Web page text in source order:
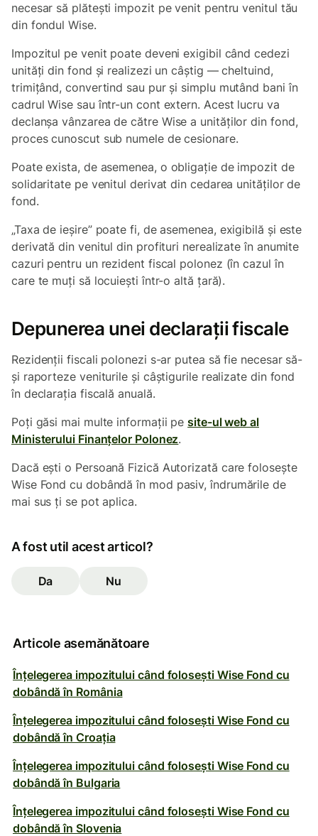
necesar să plătești impozit pe venit pentru venitul tău
din fondul Wise.
Impozitul pe venit poate deveni exigibil când cedezi
unități din fond și realizezi un câștig — cheltuind,
trimițând, convertind sau pur și simplu mutând bani în
cadrul Wise sau într-un cont extern. Acest lucru va
declanșa vânzarea de către Wise a unităților din fond,
proces cunoscut sub numele de cesionare.
Poate exista, de asemenea, o obligație de impozit de
solidaritate pe venitul derivat din cedarea unităților de
fond.
„Taxa de ieșire” poate fi, de asemenea, exigibilă și este
derivată din venitul din profituri nerealizate în anumite
cazuri pentru un rezident fiscal polonez (în cazul în
care te muți să locuiești într-o altă țară).
Depunerea unei declarații fiscale
Rezidenții fiscali polonezi s-ar putea să fie necesar să-
și raporteze veniturile și câștigurile realizate din fond
în declarația fiscală anuală.
Poți găsi mai multe informații pesite-ul web al
Ministerului Finanțelor Polonez.
Dacă ești o Persoană Fizică Autorizată care folosește
Wise Fond cu dobândă în mod pasiv, îndrumările de
mai sus ți se pot aplica.
A fost util acest articol?
Da Nu
Articole asemănătoare
Înțelegerea impozitului când folosești Wise Fond cu
dobândă în România
Înțelegerea impozitului când folosești Wise Fond cu
dobândă în Croația
Înțelegerea impozitului când folosești Wise Fond cu
dobândă în Bulgaria
Înțelegerea impozitului când folosești Wise Fond cu
dobândă în Slovenia